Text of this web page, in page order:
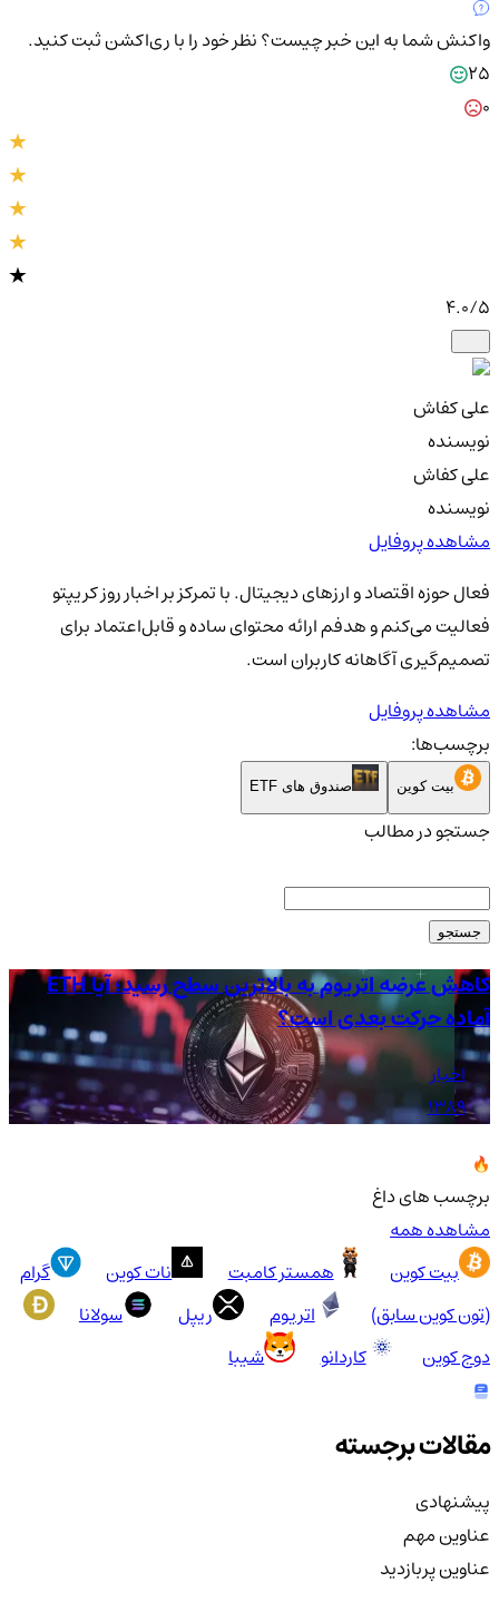
واکنش شما به این خبر چیست؟نظر خود را با ری‌اکشن ثبت کنید.
25
4.0/5
علی کفاش
نویسنده
علی کفاش
نویسنده
مشاهده پروفایل
فعال حوزه اقتصاد و ارزهای دیجیتال. با تمرکز بر اخبار روز کریپتو
فعالیت می‌کنم و هدفم ارائه محتوای ساده و قابل‌اعتماد برای
تصمیم‌گیری آگاهانه کاربران است.
مشاهده پروفایل
برچسب‌ها:
بیت کوین صندوق های ETF
جستجو در مطالب
جستجو
کاهش عرضه اتریوم به بالاترین سطح رسید؛ آیا ETH
آماده حرکت بعدی است؟
اخبار
1389
برچسب های داغ
مشاهده همه
بیت کوین
همستر کامبت نات کوین
گرام
(تون کوین سابق)
اتریوم ریپل
سولانا
دوج کوین
کاردانو شیبا
مقالات برجسته
پیشنهادی
عناوین مهم
عناوین پربازدید